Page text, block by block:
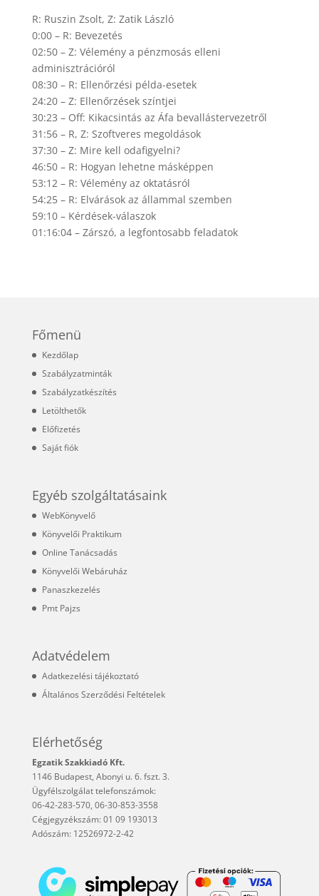
R: Ruszin Zsolt, Z: Zatik László
0:00 – R: Bevezetés
02:50 – Z: Vélemény a pénzmosás elleni
adminisztrációról
08:30 – R: Ellenőrzési példa-esetek
24:20 – Z: Ellenőrzések színtjei
30:23 – Off: Kikacsintás az Áfa bevallástervezetről
31:56 – R, Z: Szoftveres megoldások
37:30 – Z: Mire kell odafigyelni?
46:50 – R: Hogyan lehetne másképpen
53:12 – R: Vélemény az oktatásról
54:25 – R: Elvárások az állammal szemben
59:10 – Kérdések-válaszok
01:16:04 – Zárszó, a legfontosabb feladatok
Főmenü
Kezdőlap
Szabályzatminták
Szabályzatkészítés
Letölthetők
Előfizetés
Saját fiók
Egyéb szolgáltatásaink
WebKönyvelő
Könyvelői Praktikum
Online Tanácsadás
Könyvelői Webáruház
Panaszkezelés
Pmt Pajzs
Adatvédelem
Adatkezelési tájékoztató
Általános Szerződési Feltételek
Elérhetőség
Egzatik Szakkiadó Kft.
1146 Budapest, Abonyi u. 6. fszt. 3.
Ügyfélszolgálat telefonszámok:
06-42-283-570, 06-30-853-3558
Cégjegyzékszám: 01 09 193013
Adószám: 12526972-2-42